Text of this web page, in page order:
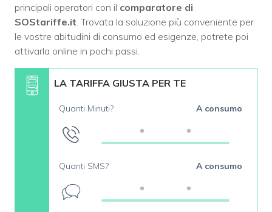
principali operatori con il comparatore di
SOStariffe.it . Trovata la soluzione più conveniente per
le vostre abitudini di consumo ed esigenze, potrete poi
attivarla online in pochi passi.
LA TARIFFA GIUSTA PER TE
Quanti Minuti? A consumo
Quanti SMS? A consumo